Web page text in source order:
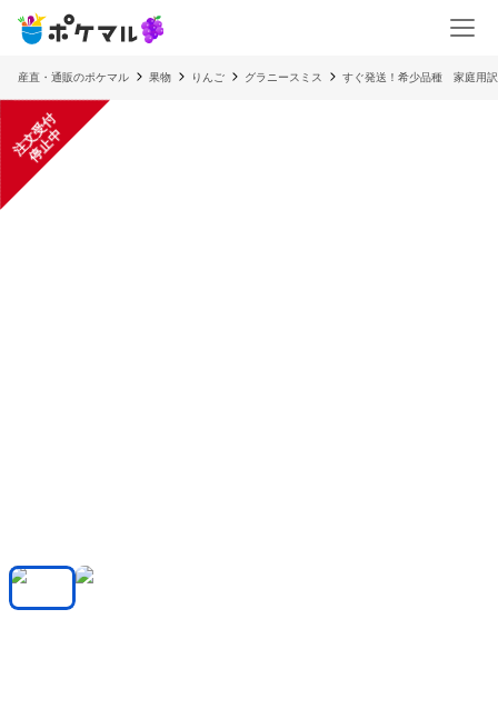
産直・通販のポケマル 果物 りんご グラニースミス すぐ発送！希少品種 家庭用
注
文
受
付
停
止
中